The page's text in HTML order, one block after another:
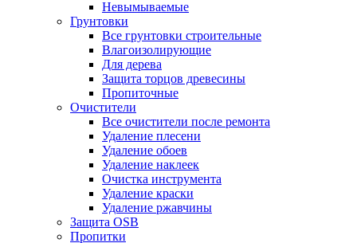
Невымываемые
Грунтовки
Все грунтовки строительные
Влагоизолирующие
Для дерева
Защита торцов древесины
Пропиточные
Очистители
Все очистители после ремонта
Удаление плесени
Удаление обоев
Удаление наклеек
Очистка инструмента
Удаление краски
Удаление ржавчины
Защита OSB
Пропитки